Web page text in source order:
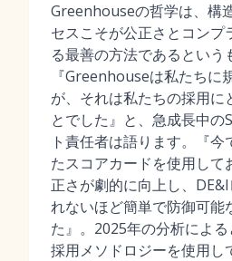
Greenhouseの哲学は、構
セスこそが公正さとコンプ
る最善の方法であるという
『Greenhouseは私たちに
が、それは私たちの採用に
とでした』と、急成長中の
ト責任者は語ります。『
たスコアカードを使用して
正さが劇的に向上し、
れないほど簡単で防御可能
た』。2025年の分析によ
採用メソドロジーを使用し